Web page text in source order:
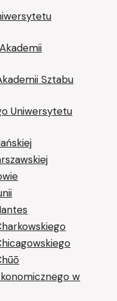
Sztabu
Uniwersytetu
w